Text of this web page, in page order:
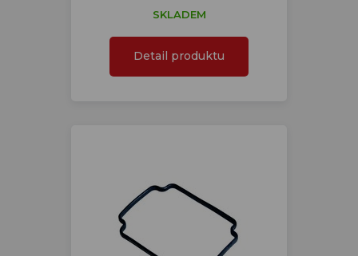
SKLADEM
Detail produktu